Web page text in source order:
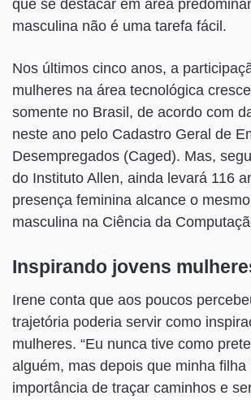
que se destacar em área
masculina não é uma tarefa fácil.
Nos últimos cinco anos, a
mulheres na área tecnológica
somente no Brasil, de acordo com
neste ano pelo Cadastro Geral de
Desempregados (Caged). Mas,
do Instituto Allen, ainda levará 116
presença feminina alcance o
masculina na Ciência da
Inspirando jovens
Irene conta que aos poucos
trajetória poderia servir como
mulheres. “Eu nunca tive como
alguém, mas depois que minha filha
importância de traçar caminhos e